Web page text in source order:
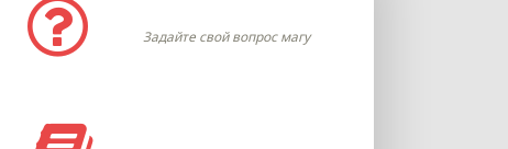
Задайте свой вопрос магу